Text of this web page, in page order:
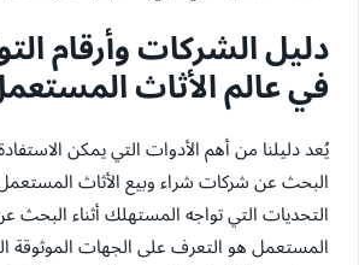
دليل الشركات وأرقام
في عالم الأثاث
يُعد دليلنا من أهم الأدوات التي يمكن
البحث عن شركات شراء وبيع الأثاث
التحديات التي تواجه المستهلك أثناء البحث
المستعمل هو التعرف على الجهات الموثوقة